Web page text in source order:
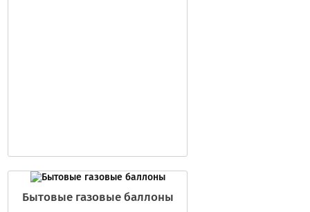
Бытовые газовые баллоны